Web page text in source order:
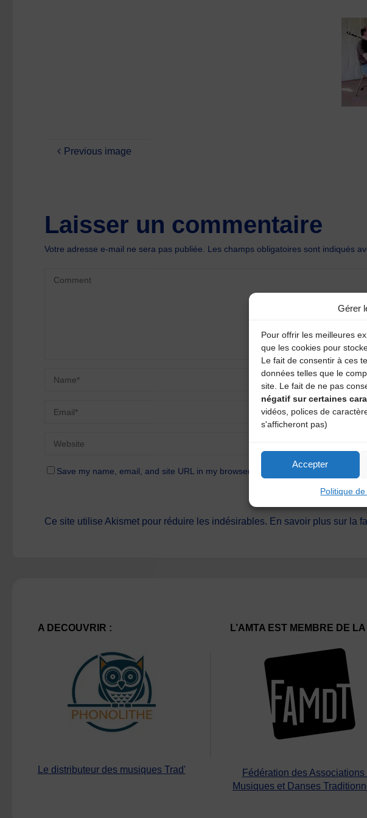
Gérer
Pour offrir les meilleures
que les cookies pour
Le fait de consentir à ces
données telles que le
site. Le fait de ne pas
négatif sur certaines
vidéos, polices de
s'afficheront pas)
Accepter
Politique
Previous image
Laisser un commentaire
Votre adresse e-mail ne sera pas publiée. Les champs obligatoires sont indiqués
Save my name, email, and site URL in my browser for next time I post a
Ce site utilise Akismet pour réduire les indésirables. En savoir plus sur la
A DECOUVRIR :
Le distributeur des musiques Trad'
L’AMTA EST MEMBRE DE LA
Fédération des Associations
Musiques et Danses